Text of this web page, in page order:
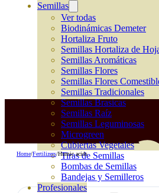
Semillas
Ver todas
Biodinámicas Demeter
Hortaliza Fruto
Semillas Hortaliza de
Semillas Aromáticas
Semillas Flores
Semillas Flores
Semillas Tradicionales
Semillas Brasicas
Semillas Raíz
Semillas Leguminosas
Microgreen
Cubiertas Vegetales
Tiras de Semillas
Bombas de Semillas
Bandejas y Semilleros
Profesionales
Home/Fertilizers/Humic acids